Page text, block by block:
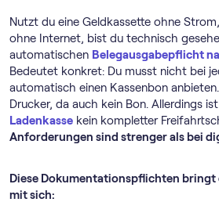
Nutzt du eine Geldkassette ohne
ohne Internet, bist du technisch
automatischen Belegausgabepflicht
Bedeutet konkret: Du musst nicht bei
automatisch einen Kassenbon
Drucker, da auch kein Bon. Allerdings
Ladenkasse kein kompletter
Anforderungen sind strenger als bei
Diese Dokumentationspflichten bringt
mit sich: